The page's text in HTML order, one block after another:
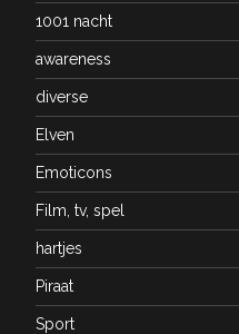
1001 nacht
awareness
diverse
Elven
Emoticons
Film, tv, spel
hartjes
Piraat
Sport